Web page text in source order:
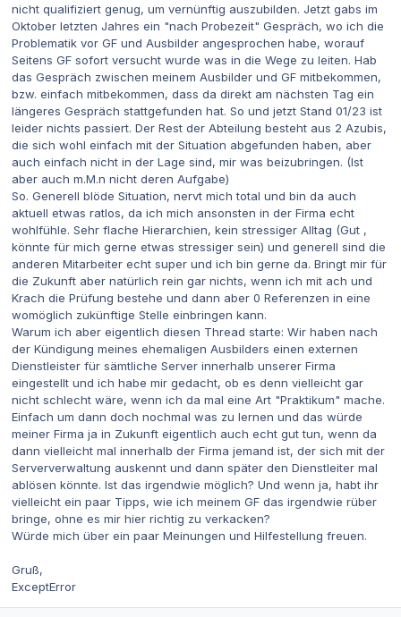
nicht qualifiziert genug, um vernünftig auszubilden. Jetzt gabs im
Oktober letzten Jahres ein "nach Probezeit" Gespräch, wo ich die
Problematik vor GF und Ausbilder angesprochen habe, worauf
Seitens GF sofort versucht wurde was in die Wege zu leiten. Hab
das Gespräch zwischen meinem Ausbilder und GF mitbekommen,
bzw. einfach mitbekommen, dass da direkt am nächsten Tag ein
längeres Gespräch stattgefunden hat. So und jetzt Stand 01/23 ist
leider nichts passiert. Der Rest der Abteilung besteht aus 2 Azubis,
die sich wohl einfach mit der Situation abgefunden haben, aber
auch einfach nicht in der Lage sind, mir was beizubringen. (Ist
aber auch m.M.n nicht deren Aufgabe)
So. Generell blöde Situation, nervt mich total und bin da auch
aktuell etwas ratlos, da ich mich ansonsten in der Firma echt
wohlfühle. Sehr flache Hierarchien, kein stressiger Alltag (Gut ,
könnte für mich gerne etwas stressiger sein) und generell sind die
anderen Mitarbeiter echt super und ich bin gerne da. Bringt mir für
die Zukunft aber natürlich rein gar nichts, wenn ich mit ach und
Krach die Prüfung bestehe und dann aber 0 Referenzen in eine
womöglich zukünftige Stelle einbringen kann.
Warum ich aber eigentlich diesen Thread starte: Wir haben nach
der Kündigung meines ehemaligen Ausbilders einen externen
Dienstleister für sämtliche Server innerhalb unserer Firma
eingestellt und ich habe mir gedacht, ob es denn vielleicht gar
nicht schlecht wäre, wenn ich da mal eine Art "Praktikum" mache.
Einfach um dann doch nochmal was zu lernen und das würde
meiner Firma ja in Zukunft eigentlich auch echt gut tun, wenn da
dann vielleicht mal innerhalb der Firma jemand ist, der sich mit der
Serververwaltung auskennt und dann später den Dienstleiter mal
ablösen könnte. Ist das irgendwie möglich? Und wenn ja, habt ihr
vielleicht ein paar Tipps, wie ich meinem GF das irgendwie rüber
bringe, ohne es mir hier richtig zu verkacken?
Würde mich über ein paar Meinungen und Hilfestellung freuen.
Gruß,
ExceptError